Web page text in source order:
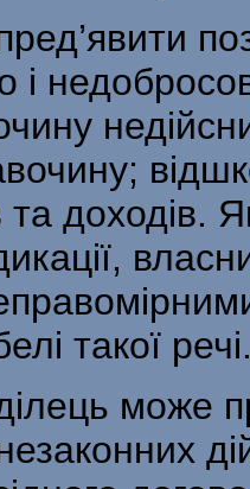
і
та доходів.
такої
може